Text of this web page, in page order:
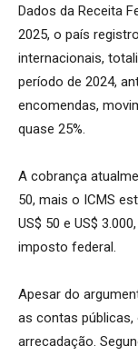
Dados da Receita
2025, o país
internacionais,
período de 2024,
encomendas,
quase 25%.
A cobrança
50, mais o ICMS
US$ 50 e US$
imposto federal.
Apesar do
as contas
arrecadação.